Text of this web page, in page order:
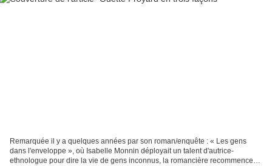
Remarquée il y a quelques années par son roman/enquête : « Les gens
dans l'enveloppe », où Isabelle Monnin déployait un talent d'autrice-
ethnologue pour dire la vie de gens inconnus, la romancière recommence